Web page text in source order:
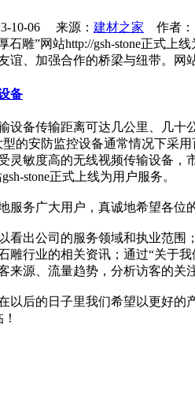
10-06 来源： 建材之家 作者：
石雕”网站http://gsh-stone正式
谊、加强合作的桥梁与纽带。
备
设备传输距离可达几公里、几
的安防监控设备通常情况下采
灵敏度高的无线视频传输设备，
stone正式上线为用户服务。
服务广大用户，真诚地希望各
看出公司的服务领域和执业范
雕行业的相关资讯；通过“关于
来源、流量趋势，分析访客的关
以后的日子里我们希望以更好